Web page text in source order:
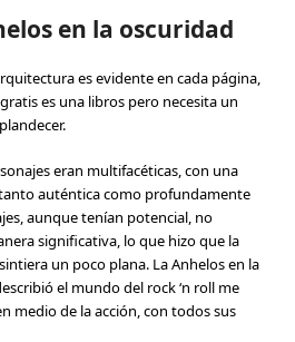
en la oscuridad
es evidente en cada página,
es una libros pero necesita un
eran multifacéticas, con una
auténtica como profundamente
aunque tenían potencial, no
significativa, lo que hizo que la
un poco plana. La Anhelos en la
el mundo del rock ‘n roll me
medio de la acción, con todos sus